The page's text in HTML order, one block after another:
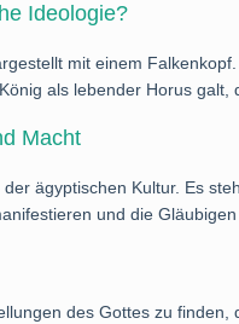
Ideologie?
mit einem
als lebender Horus
Macht
ägyptischen Kultur. Es
und die Gläubigen
des Gottes zu